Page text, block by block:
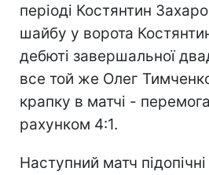
періоді Костянтин
шайбу у ворота
дебюті завершальної
все той же Олег
крапку в матчі -
рахунком 4:1.
Наступний матч